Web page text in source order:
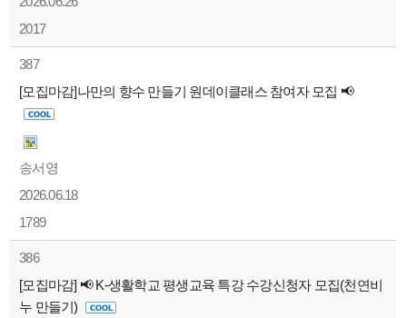
2017
387
[모집마감]나만의 향수 만들기 원데이클래스 참여자 모집 📢
송서영
2026.06.18
1789
386
[모집마감] 📢 K-생활학교 평생교육 특강 수강신청자 모집(천연비
누 만들기)